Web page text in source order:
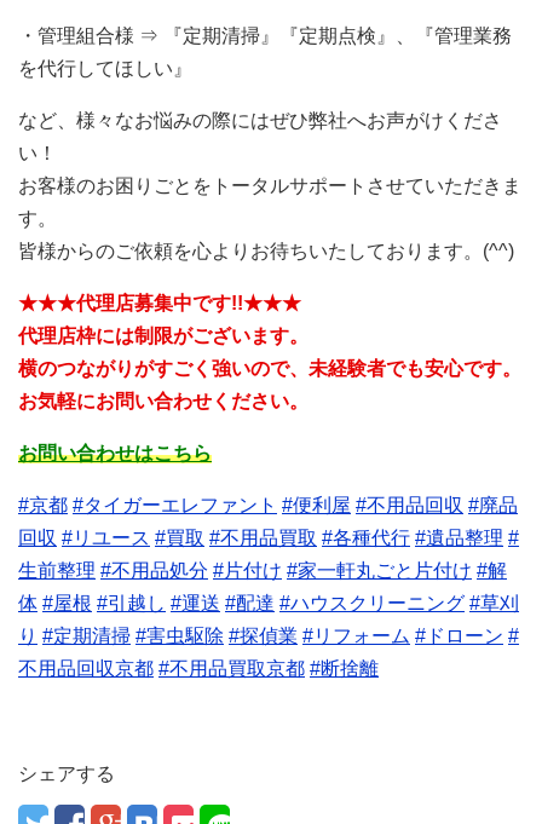
・管理組合様 ⇒ 『定期清掃』『定期点検』、『管理業務
を代行してほしい』
など、様々なお悩みの際にはぜひ弊社へお声がけくださ
い！
お客様のお困りごとをトータルサポートさせていただきま
す。
皆様からのご依頼を心よりお待ちいたしております。(^^)
★★★代理店募集中です!!★★★
代理店枠には制限がございます。
横のつながりがすごく強いので、未経験者でも安心です。
お気軽にお問い合わせください。
お問い合わせはこちら
#京都 #タイガーエレファント #便利屋 #不用品回収 #廃品
回収 #リユース #買取 #不用品買取 #各種代行 #遺品整理 #
生前整理 #不用品処分 #片付け #家一軒丸ごと片付け #解
体 #屋根 #引越し #運送 #配達 #ハウスクリーニング #草刈
り #定期清掃 #害虫駆除 #探偵業 #リフォーム #ドローン #
不用品回収京都 #不用品買取京都 #断捨離
シェアする